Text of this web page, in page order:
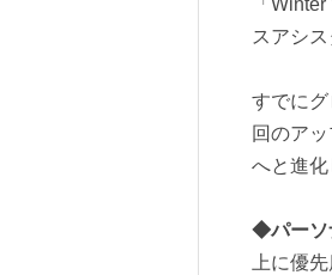
「
スアシ
すでに
回のア
へと進化
◆パーソ
上に優